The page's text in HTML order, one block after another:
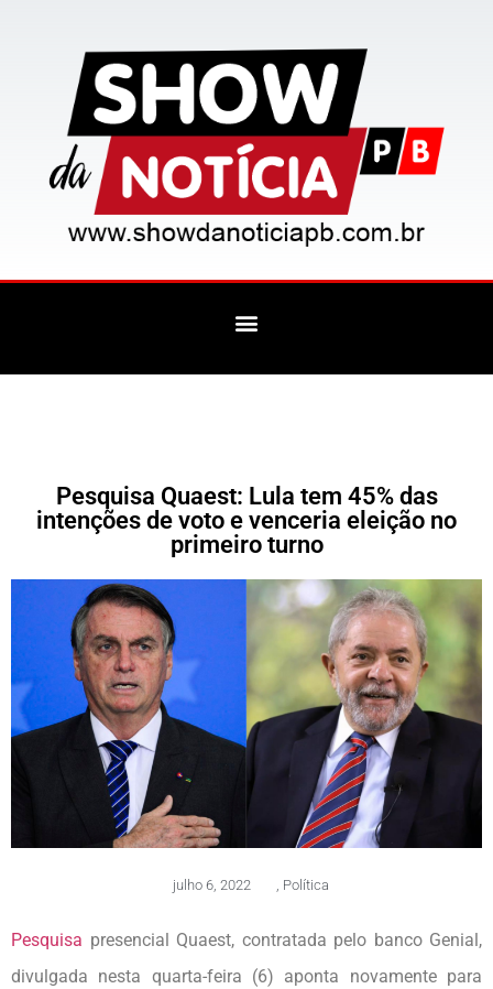
Pesquisa Quaest: Lula tem 45% das
intenções de voto e venceria eleição no
primeiro turno
julho 6, 2022 , Política
Pesquisa presencial Quaest, contratada pelo banco Genial,
divulgada nesta quarta-feira (6) aponta novamente para